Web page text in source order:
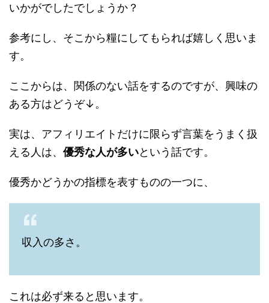
いかがでしたでしょうか？
参考にし、そこから糧にしてもられば嬉しく思いま
す。
ここからは、関係のない話をするのですが、興味の
ある方はどうぞ↓。
実は、アフィリエイトだけに限らず言葉をうまく扱
える人は、 優秀な人が多いという話です。
優秀かどうかの指標を表すものの一つに、
収入の多さ。
これは必ず来ると思います。